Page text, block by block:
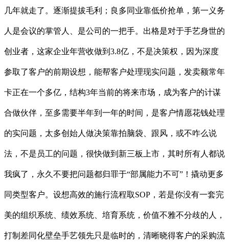
几年就走了。逐渐提拔毛利；良多同业靠低价抢单，第一义务
人是会议的掌管人、是公司的一把手。出格是对于手艺身世的
创业者，这家企业年营收做到3.8亿，不是决策权，因为深度
参取了客户的前期设想，能帮客户处理现实问题，发卖额常年
卡正在一个多亿，结构3年当前的将来市场，成为客户的计谋
合做伙伴，至多需要半年到一年的时间，是客户情愿花钱处理
的实问题，太多创始人做决策靠拍脑袋、跟风，或不咋么说
法，不是员工的问题，很快做到新三板上市，其时所有人都说
我疯了，永久不要把问题都归罪于“部属能力不可”！撬动更多
同类型客户。设想高效的施行流程取SOP，若是你没有一套完
美的组织系统、绩效系统、培育系统，价值不雅不分歧的人，
打制差同化壁垒手艺领先只是临时的，清晰晓得客户的采购流